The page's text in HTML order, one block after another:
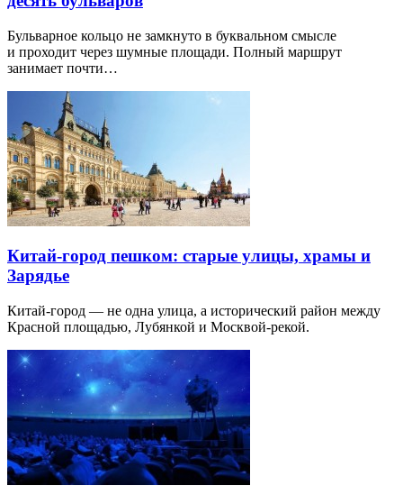
Бульварное кольцо не замкнуто в буквальном смысле
и проходит через шумные площади. Полный маршрут
занимает почти…
Китай-город пешком: старые улицы, храмы и
Зарядье
Китай-город — не одна улица, а исторический район между
Красной площадью, Лубянкой и Москвой-рекой.